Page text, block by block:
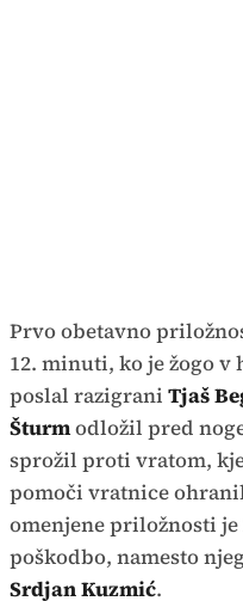
Prvo obetavno
12. minuti, ko je žogo
poslal razigrani Tjaš
Šturmodložil pred
sprožil proti vratom,
pomoči vratnice
omenjene priložnosti je
poškodbo, namesto
Srdjan Kuzmić.